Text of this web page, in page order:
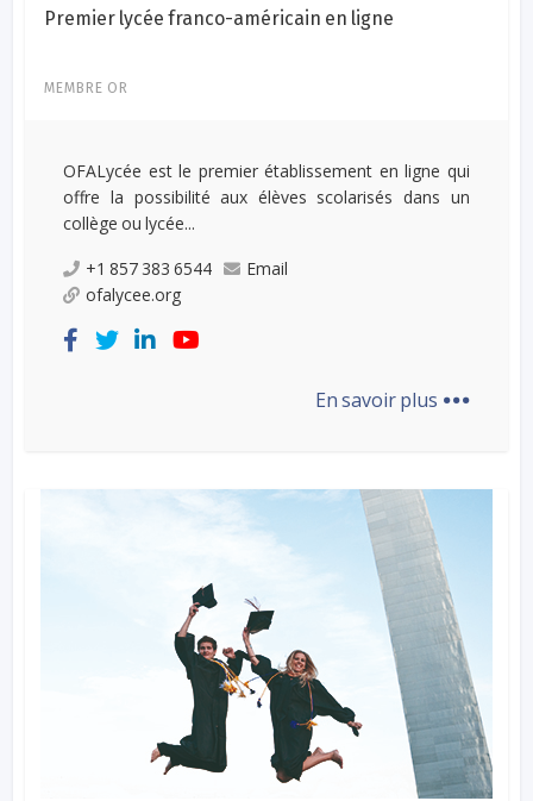
Premier lycée franco-américain en ligne
MEMBRE OR
OFALycée est le premier établissement en ligne qui
offre la possibilité aux élèves scolarisés dans un
collège ou lycée...
+1 857 383 6544
Email
ofalycee.org
En savoir plus ...